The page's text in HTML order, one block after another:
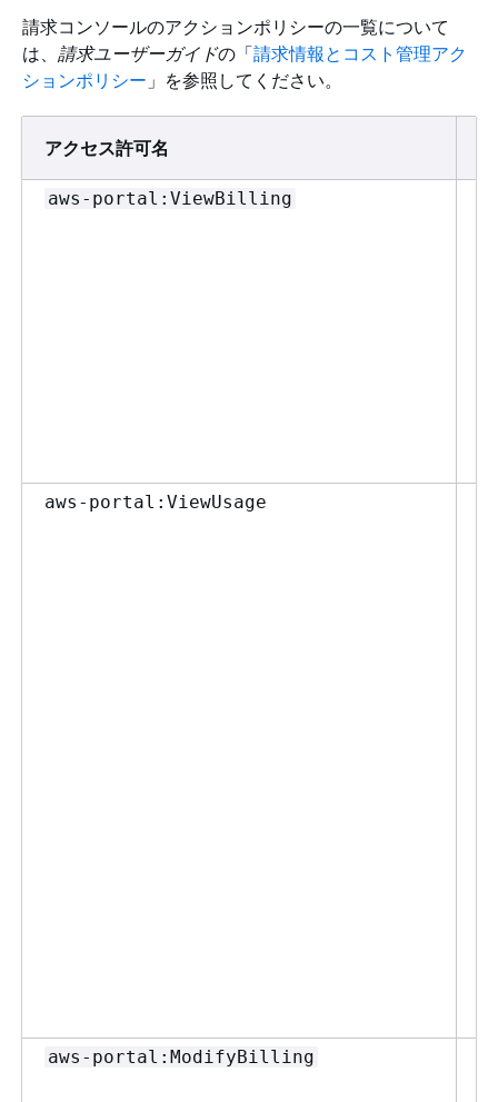
請求コンソールのアクションポリシーの一覧について
は、 請求ユーザーガイドの「請求情報とコスト管理アク
ションポリシー 」を参照してください。
アクセス許可名
aws-portal:ViewBilling
aws-portal:ViewUsage
aws-portal:ModifyBilling